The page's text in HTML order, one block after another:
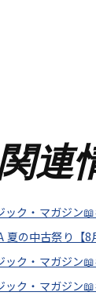
連
ック・マガジ
夏の中古祭り【
ック・マガジ
ック・マガジ